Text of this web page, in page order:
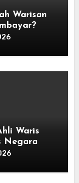
Warisan
Waris
Negara